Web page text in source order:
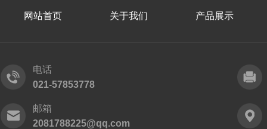
网站首页 关于我们 产品展示
电话
021-57853778
邮箱
2081788225@qq.com